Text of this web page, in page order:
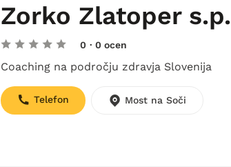
Zorko Zlatoper s.p.
0 · 0 ocen
Coaching na področju zdravja Slovenija
Telefon Most na Soči